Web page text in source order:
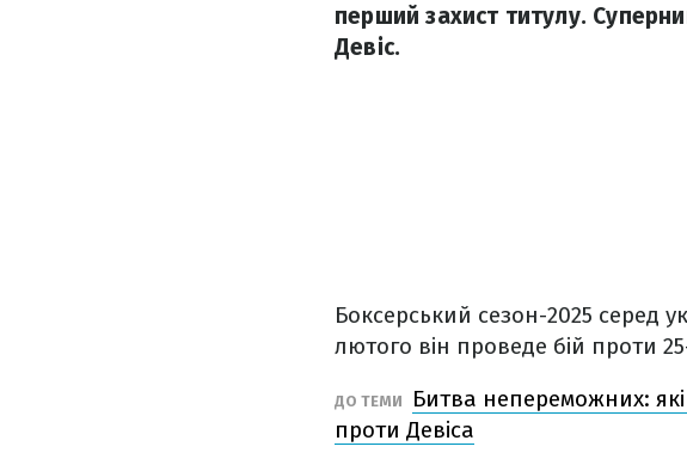
перший захист титулу.
Девіс.
Боксерський сезон-2025 серед
лютого він проведе бій проти
ДО ТЕМИ
Битва непереможних:
проти Девіса